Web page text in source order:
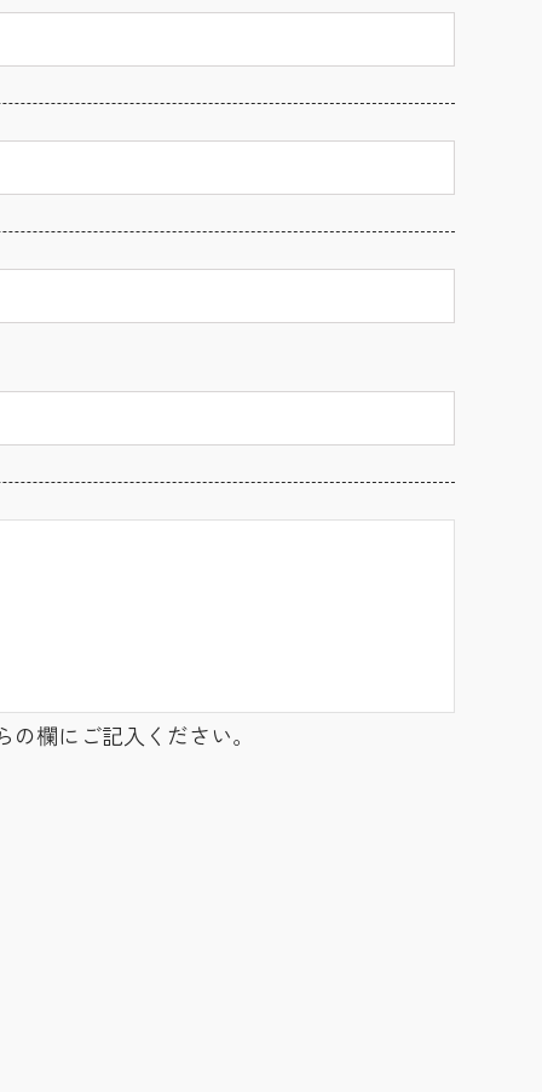
欄にご記入ください。